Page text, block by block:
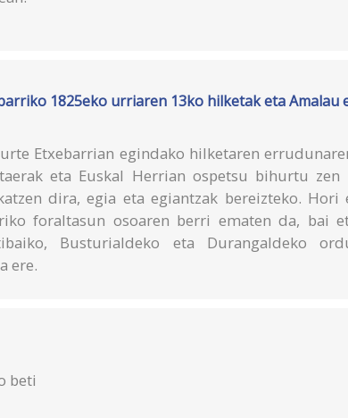
1825eko urriaren 13ko hilketak eta Amalau
Etxebarrian egindako hilketaren
eta Euskal Herrian ospetsu bihurtu zen
dira, egia eta egiantzak bereizteko. Hori
foraltasun osoaren berri ematen da, bai
Busturialdeko eta Durangaldeko
ere.
beti